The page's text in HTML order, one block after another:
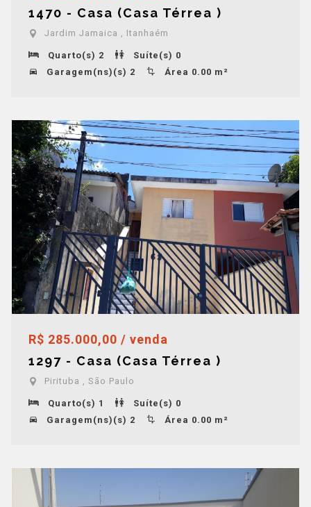
1470 - Casa (Casa Térrea )
Jardim Jamaica , Itanhaém
Quarto(s) 2
Suíte(s) 0
Garagem(ns)(s) 2
Área 0.00 m²
R$ 285.000,00 / venda
1297 - Casa (Casa Térrea )
Pirituba , São Paulo
Quarto(s) 1
Suíte(s) 0
Garagem(ns)(s) 2
Área 0.00 m²